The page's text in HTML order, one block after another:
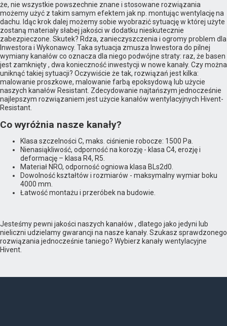
że, nie wszystkie powszechnie znane i stosowane rozwiązania
możemy użyć z takim samym efektem jak np. montując wentylację na
dachu. Idąc krok dalej możemy sobie wyobrazić sytuację w której użyte
zostaną materiały słabej jakości w dodatku nieskutecznie
zabezpieczone. Skutek? Rdza, zanieczyszczenia i ogromy problem dla
Inwestora i Wykonawcy. Taka sytuacja zmusza Inwestora do pilnej
wymiany kanałów co oznacza dla niego podwójne straty: raz, że basen
jest zamknięty , dwa konieczność inwestycji w nowe kanały. Czy można
uniknąć takiej sytuacji? Oczywiście że tak, rozwiązań jest kilka:
malowanie proszkowe, malowanie farbą epoksydową lub użycie
naszych kanałów Resistant. Zdecydowanie najtańszym jednocześnie
najlepszym rozwiązaniem jest użycie kanałów wentylacyjnych Hivent-
Resistant.
Co wyróżnia nasze kanały?
Klasa szczelności C, maks. ciśnienie robocze: 1500 Pa.
Nienasiąkliwość, odporność na korozję - klasa C4, erozję i
deformację – klasa R4, R5.
Materiał NRO, odporność ogniowa klasa BLs2d0.
Dowolność kształtów i rozmiarów - maksymalny wymiar boku
4000 mm.
Łatwość montażu i przeróbek na budowie.
Jesteśmy pewni jakości naszych kanałów , dlatego jako jedyni lub
nieliczni udzielamy gwarancji na nasze kanały. Szukasz sprawdzonego
rozwiązania jednocześnie taniego? Wybierz kanały wentylacyjne
Hivent.